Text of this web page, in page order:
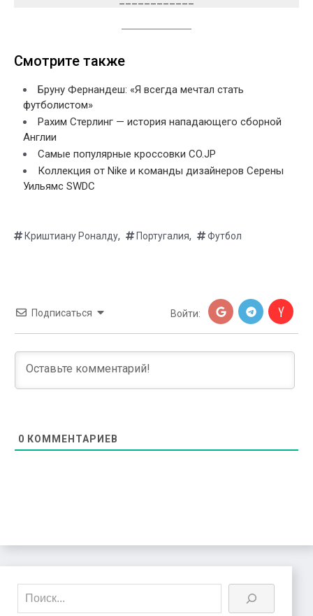
Смотрите также
Бруну Фернандеш: «Я всегда мечтал стать
футболистом»
Рахим Стерлинг — история нападающего сборной
Англии
Самые популярные кроссовки CO.JP
Коллекция от Nike и команды дизайнеров Серены
Уильямс SWDC
Криштиану Роналду, Португалия, Футбол
Подписаться Войти:
0 КОММЕНТАРИЕВ
Поиск